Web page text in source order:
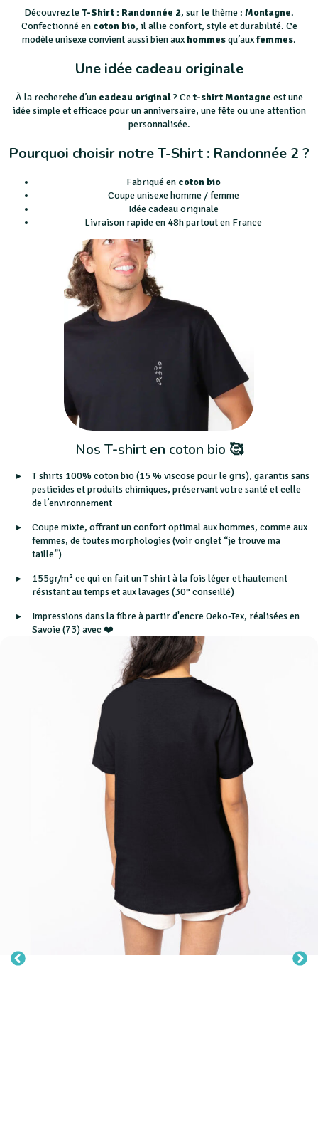
Découvrez leT-Shirt : Randonnée 2, sur le thème : Montagne.
Confectionné en coton bio, il allie confort, style et durabilité. Ce
modèle unisexe convient aussi bien aux hommesqu’auxfemmes.
Une idée cadeau originale
À la recherche d’un cadeau original? Cet-shirt Montagne est une
idée simple et efficace pour un anniversaire, une fête ou une attention
personnalisée.
Pourquoi choisir notre T-Shirt : Randonnée 2 ?
Fabriqué en coton bio
Coupe unisexe homme / femme
Idée cadeau originale
Livraison rapide en 48h partout en France
Nos T-shirt en coton bio 🥰
T shirts 100% coton bio (15 % viscose pour le gris), garantis sans
pesticides et produits chimiques, préservant votre santé et celle
de l’environnement
Coupe mixte, offrant un confort optimal aux hommes, comme aux
femmes, de toutes morphologies (voir onglet “je trouve ma
taille”)
155gr/m² ce qui en fait un T shirt à la fois léger et hautement
résistant au temps et aux lavages (30° conseillé)
Impressions dans la fibre à partir d'encre Oeko-Tex, réalisées en
Savoie (73) avec ❤️